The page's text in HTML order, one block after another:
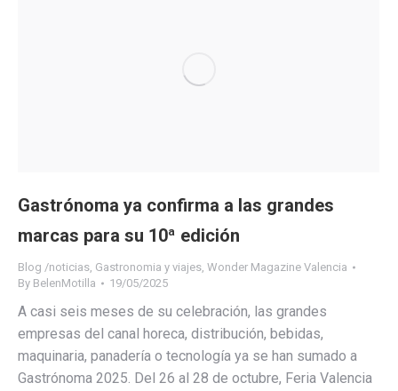
Gastrónoma ya confirma a las grandes
marcas para su 10ª edición
Blog /noticias Gastronomia y viajes Wonder Magazine Valencia
By BelenMotilla 19/05/2025
A casi seis meses de su celebración, las grandes
empresas del canal horeca, distribución, bebidas,
maquinaria, panadería o tecnología ya se han sumado a
Gastrónoma 2025. Del 26 al 28 de octubre, Feria Valencia